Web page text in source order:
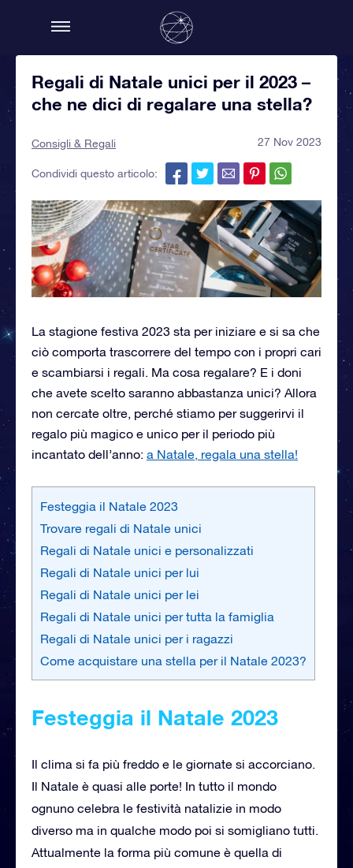
Regali di Natale unici per il 2023 –
che ne dici di regalare una stella?
Consigli & Regali 27 Nov 2023
Condividi questo articolo:
La stagione festiva 2023 sta per iniziare e si sa che
ciò comporta trascorrere del tempo con i propri cari
e scambiarsi i regali. Ma cosa regalare? E i doni
che avete scelto saranno abbastanza unici? Allora
non cercate oltre, perché stiamo per suggerirvi il
regalo più magico e unico per il periodo più
incantato dell’anno: a Natale, regala una stella!
Festeggia il Natale 2023
Trovare regali di Natale unici
Regali di Natale unici e personalizzati
Regali di Natale unici per lui
Regali di Natale unici per lei
Regali di Natale unici per tutta la famiglia
Regali di Natale unici per i ragazzi
Come acquistare una stella per il Natale 2023?
Festeggia il Natale 2023
Il clima si fa più freddo e le giornate si accorciano.
Il Natale è quasi alle porte! In tutto il mondo
ognuno celebra le festività natalizie in modo
diverso ma in qualche modo poi si somigliano tutti.
Attualmente la forma più comune è quella di